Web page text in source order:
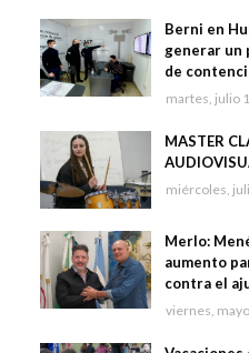
Berni en
generar un
de
martes, julio
MASTER
miércoles,
Merlo:
aumento
contra el
viernes,